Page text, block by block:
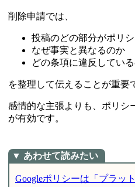
削除申請では、
投稿のどの部分がポリ
なぜ事実と異なるのか
どの条項に違反してい
を整理して伝えることが重要
感情的な主張よりも、ポリシ
が有効です。
Googleポリシーは「プラッ